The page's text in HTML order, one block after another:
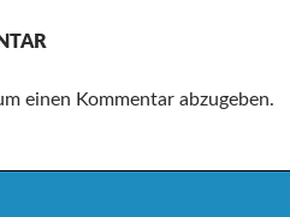
einen Kommentar abzugeben.